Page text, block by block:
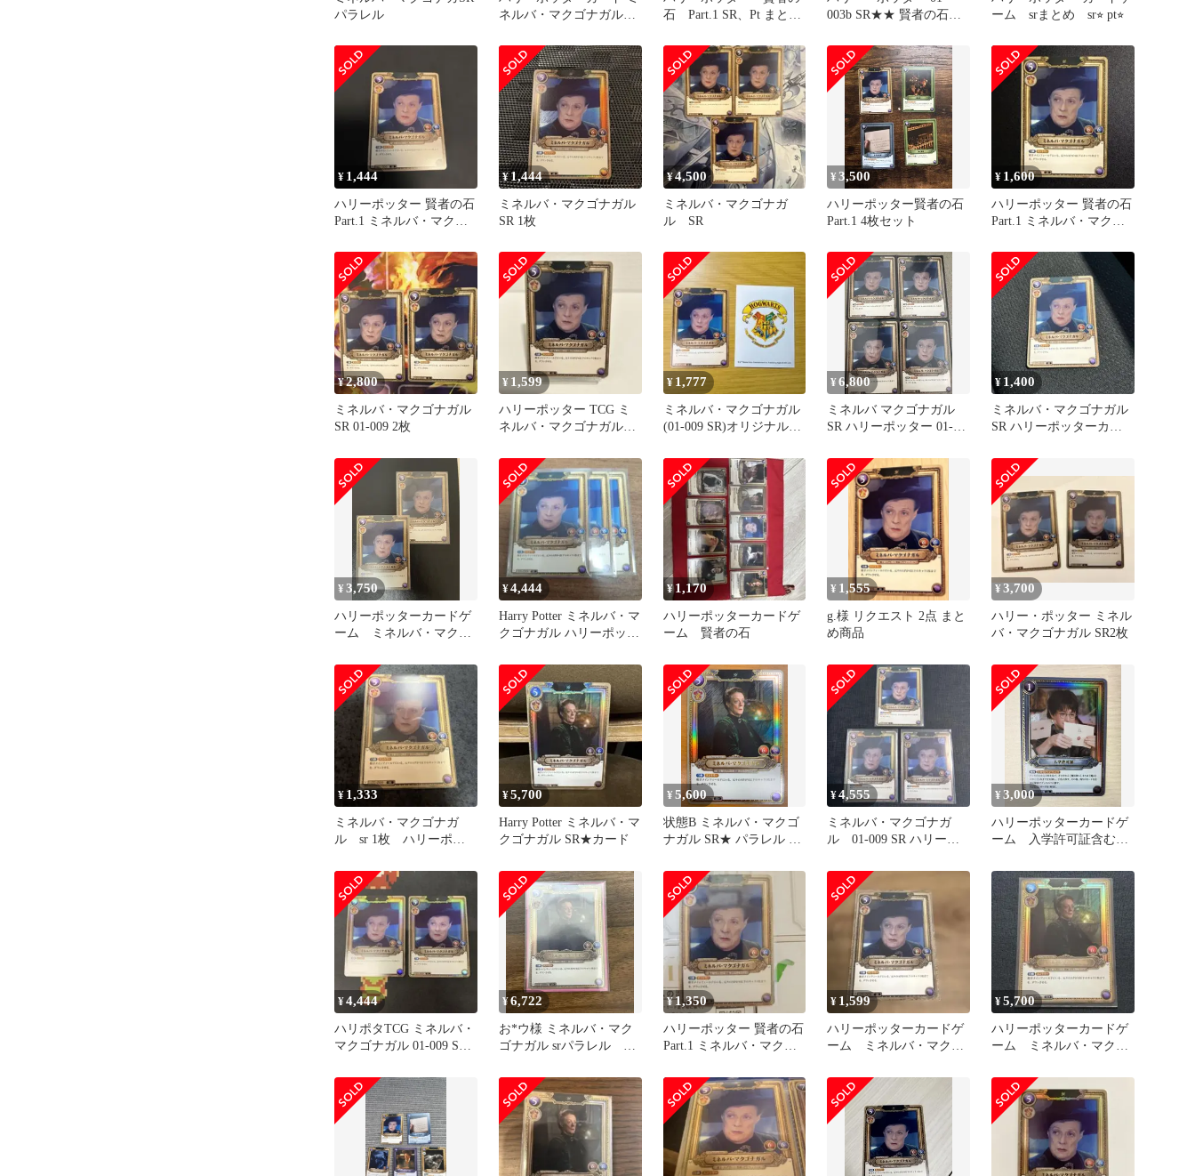
パラレル
ネルバ・マクゴナガル
石 Part.1 SR、Pt まとめ
003b SR★★ 賢者の石
ーム srまとめ sr⭐︎ pt⭐︎
¥ 1,444
ハリーポッター 賢者の石
Part.1 ミネルバ・マクゴ
¥1,444
ミネルバ・マクゴナガル
SR 1枚
¥4,500
ミネルバ・マクゴナガ
ル SR
¥3,500
ハリーポッター賢者の石
Part.1 4枚セット
¥ 1,600
ハリーポッター 賢者の石
Part.1 ミネルバ・マクゴ
¥2,800
ミネルバ・マクゴナガル
SR 01-009 2枚
¥ 1,599
ハリーポッター TCG ミ
ネルバ・マクゴナガル
¥ 1,777
ミネルバ・マクゴナガル
(01-009 SR)オリジナルス
¥6,800
ミネルバ マクゴナガル
SR ハリーポッター 01-
¥ 1,400
ミネルバ・マクゴナガル
SR ハリーポッターカー
¥3,750
ハリーポッターカードゲ
ーム ミネルバ・マクゴ
¥4,444
Harry Potter ミネルバ・マ
クゴナガル ハリーポッタ
¥ 1,170
ハリーポッターカードゲ
ーム 賢者の石
¥ 1,555
g.様 リクエスト 2点 まと
め商品
¥3,700
ハリー・ポッター ミネル
バ・マクゴナガル SR2枚
¥ 1,333
ミネルバ・マクゴナガ
ル sr 1枚 ハリーポッ
¥5,700
Harry Potter ミネルバ・マ
クゴナガル SR★カード
¥5,600
状態B ミネルバ・マクゴ
ナガル SR★ パラレル 01-
ドゲーム
¥4,555
ミネルバ・マクゴナガ
ル 01-009 SR ハリーポ
3枚
¥3,000
ハリーポッターカードゲ
ーム 入学許可証含む6
¥4,444
ハリポタTCG ミネルバ・
マクゴナガル 01-009 SR
¥6,722
お*ウ様 ミネルバ・マク
ゴナガル srパラレル 01-
¥1,350
ハリーポッター 賢者の石
Part.1 ミネルバ・マクゴ
¥ 1,599
ハリーポッターカードゲ
ーム ミネルバ・マクゴ
¥5,700
ハリーポッターカードゲ
ーム ミネルバ・マクゴ